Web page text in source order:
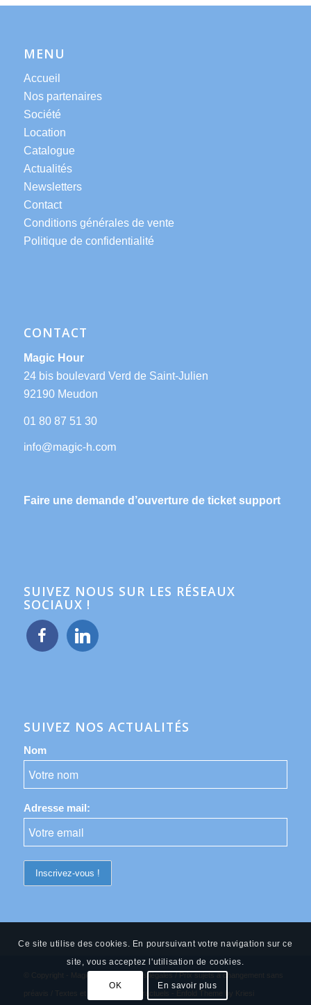
MENU
Accueil
Nos partenaires
Société
Location
Catalogue
Actualités
Newsletters
Contact
Conditions générales de vente
Politique de confidentialité
CONTACT
Magic Hour
24 bis boulevard Verd de Saint-Julien
92190 Meudon
01 80 87 51 30
Faire une demande d’ouverture de ticket support
SUIVEZ NOUS SUR LES RÉSEAUX
SOCIAUX !
facebook linkedin
SUIVEZ NOS ACTUALITÉS
Nom
Adresse mail:
Mentions légales / Prix sujets à changement sans
Ce site utilise des cookies. En poursuivant votre navigation sur ce
site, vous acceptez l'utilisation de cookies.
OK En savoir plus